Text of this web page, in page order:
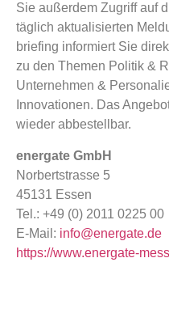
Sie außerdem Zugriff auf
täglich aktualisierten
briefing informiert Sie
zu den Themen Politik &
Unternehmen &
Innovationen. Das
wieder abbestellbar.
energate GmbH
Norbertstrasse 5
45131 Essen
Tel.: +49 (0) 2011 0225 00
E-Mail: info@energate.de
https://www.energate-